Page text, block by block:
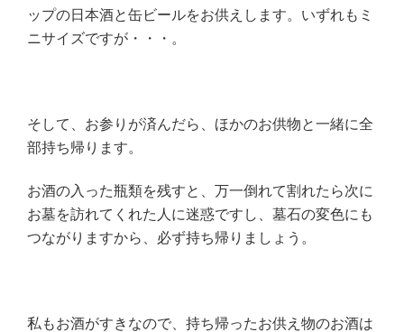
ップの日本酒と缶ビールをお供えします。いずれもミ
ニサイズですが・・・。
そして、お参りが済んだら、ほかのお供物と一緒に全
部持ち帰ります。
お酒の入った瓶類を残すと、万一倒れて割れたら次に
お墓を訪れてくれた人に迷惑ですし、墓石の変色にも
つながりますから、必ず持ち帰りましょう。
私もお酒がすきなので、持ち帰ったお供え物のお酒は